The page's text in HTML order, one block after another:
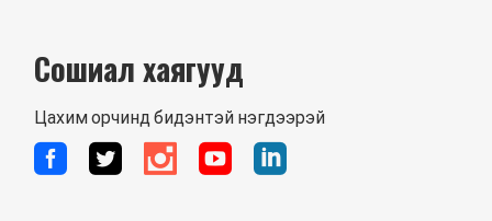
Сошиал хаягууд
Цахим орчинд бидэнтэй нэгдээрэй